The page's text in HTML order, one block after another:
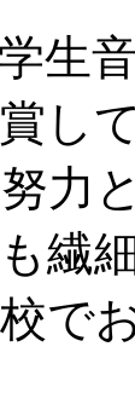
生
し
力
繊
で